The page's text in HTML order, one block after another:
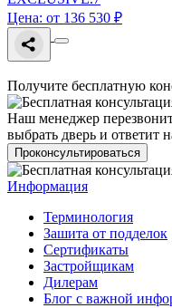
Цена: от 136 530 ₽
Получите бесплатную
Наш менеджер
выбрать дверь и ответит
Проконсультироваться
Информация
Терминология
Зашита от подделок
Сертификаты
Застройщикам
Дилерам
Блог с важной